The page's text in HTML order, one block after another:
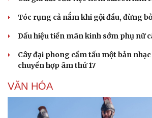
Doanh nghiệp
Tóc rụng cả nắm khi gội đầu, đừng
Dấu hiệu tiền mãn kinh sớm phụ nữ
Cây đại phong cầm tấu một bản
chuyển hợp âm thứ 17
VĂN HÓA